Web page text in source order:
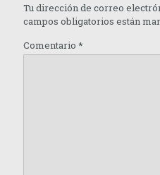
Tu dirección de correo
campos obligatorios están
Comentario *